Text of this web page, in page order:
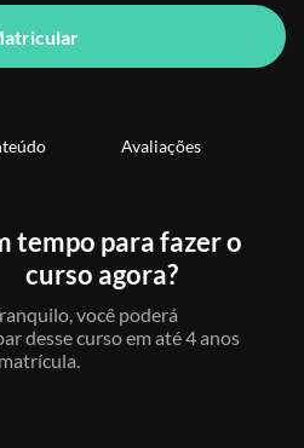
Avaliações
tempo para fazer o
curso agora?
você poderá
desse curso em até 4 anos